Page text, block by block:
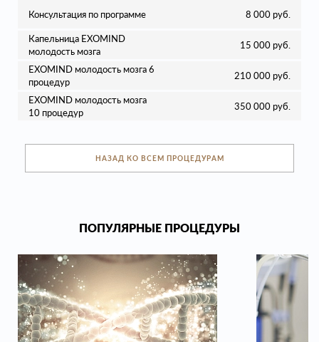
Консультация по программе 8 000 руб.
Капельница EXOMIND
молодость мозга
15 000 руб.
EXOMIND молодость мозга 6
процедур
210 000 руб.
EXOMIND молодость мозга
10 процедур
350 000 руб.
НАЗАД КО ВСЕМ ПРОЦЕДУРАМ
ПОПУЛЯРНЫЕ ПРОЦЕДУРЫ